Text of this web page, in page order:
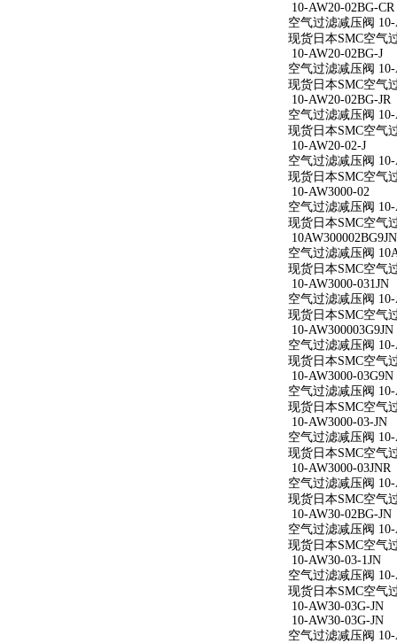
10-AW20-02BG-CR
空气过滤减压阀 10-
现货日本SMC空气
10-AW20-02BG-J
空气过滤减压阀 10-
现货日本SMC空气
10-AW20-02BG-JR
空气过滤减压阀 10-
现货日本SMC空气
10-AW20-02-J
空气过滤减压阀 10-
现货日本SMC空气
10-AW3000-02
空气过滤减压阀 10-
现货日本SMC空气
10AW300002BG9JN
空气过滤减压阀
现货日本SMC空气
10-AW3000-031JN
空气过滤减压阀 10-
现货日本SMC空气
10-AW300003G9JN
空气过滤减压阀 10-
现货日本SMC空气
10-AW3000-03G9N
空气过滤减压阀 10-
现货日本SMC空气
10-AW3000-03-JN
空气过滤减压阀 10-
现货日本SMC空气
10-AW3000-03JNR
空气过滤减压阀 10-
现货日本SMC空气
10-AW30-02BG-JN
空气过滤减压阀 10-
现货日本SMC空气
10-AW30-03-1JN
空气过滤减压阀 10-
现货日本SMC空气
10-AW30-03G-JN
10-AW30-03G-JN
空气过滤减压阀 10-